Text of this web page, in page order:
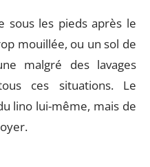
sous les pieds après le
mouillée, ou un sol de
malgré des lavages
ces situations. Le
lino lui-même, mais de